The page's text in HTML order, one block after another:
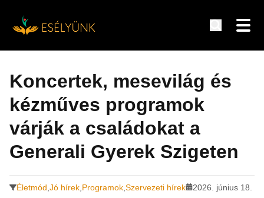
tartalomra
Koncertek, mesevilág és
kézműves programok
várják a családokat a
Generali Gyerek Szigeten
Életmód Jó hírek Programok Szervezeti hírek 2026. június 18.